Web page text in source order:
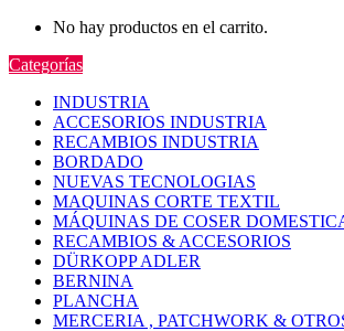
No hay productos en el carrito.
Categorías
INDUSTRIA
ACCESORIOS INDUSTRIA
RECAMBIOS INDUSTRIA
BORDADO
NUEVAS TECNOLOGIAS
MAQUINAS CORTE TEXTIL
MÁQUINAS DE COSER
RECAMBIOS & ACCESORIOS
DÜRKOPP ADLER
BERNINA
PLANCHA
MERCERIA , PATCHWORK &